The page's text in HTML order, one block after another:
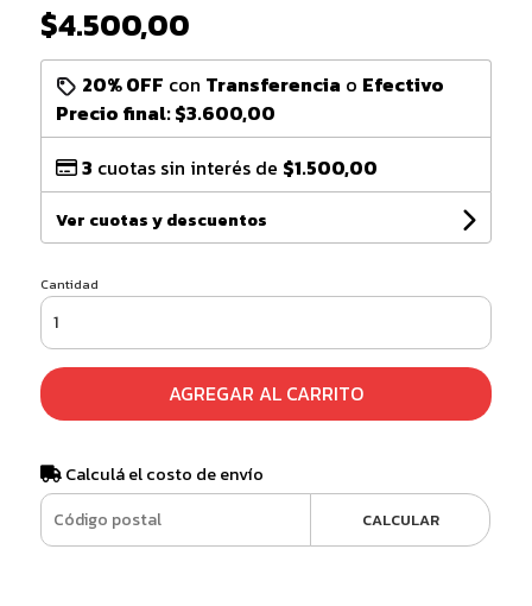
$4.500,00
20% OFF con Transferencia o Efectivo
Precio final:$3.600,00
3 cuotas sin interés de $1.500,00
Ver cuotas y descuentos
Cantidad
AGREGAR AL CARRITO
Calculá el costo de envío
CALCULAR